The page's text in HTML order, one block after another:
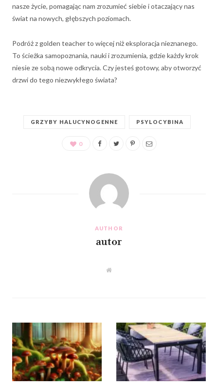
nasze życie, pomagając nam zrozumieć siebie i otaczający nas
świat na nowych, głębszych poziomach.
Podróż z golden teacher to więcej niż eksploracja nieznanego.
To ścieżka samopoznania, nauki i zrozumienia, gdzie każdy krok
niesie ze sobą nowe odkrycia. Czy jesteś gotowy, aby otworzyć
drzwi do tego niezwykłego świata?
GRZYBY HALUCYNOGENNE PSYLOCYBINA
0
AUTHOR
autor
W